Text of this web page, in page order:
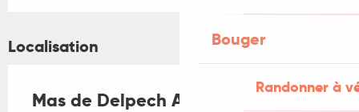
Bouger
Randonner à
Localisation
Mas de Delpech Arenas